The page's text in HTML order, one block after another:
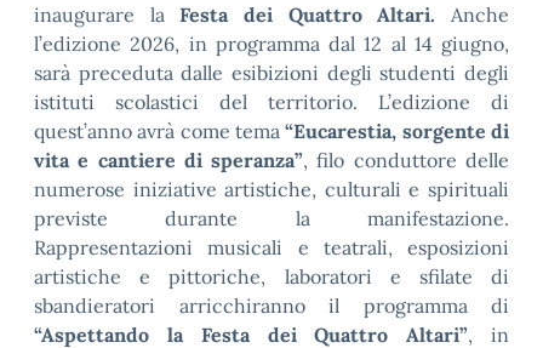
inaugurare laFesta dei Quattro Altari. Anche
l’edizione 2026, in programma dal 12 al 14 giugno,
sarà preceduta dalle esibizioni degli studenti degli
istituti scolastici del territorio. L’edizione di
quest’anno avrà come tema“Eucarestia, sorgente di
vita e cantiere di speranza”, filo conduttore delle
numerose iniziative artistiche, culturali e spirituali
previste durante la manifestazione.
Rappresentazioni musicali e teatrali, esposizioni
artistiche e pittoriche, laboratori e sfilate di
sbandieratori arricchiranno il programma di
“Aspettando la Festa dei Quattro Altari”, in